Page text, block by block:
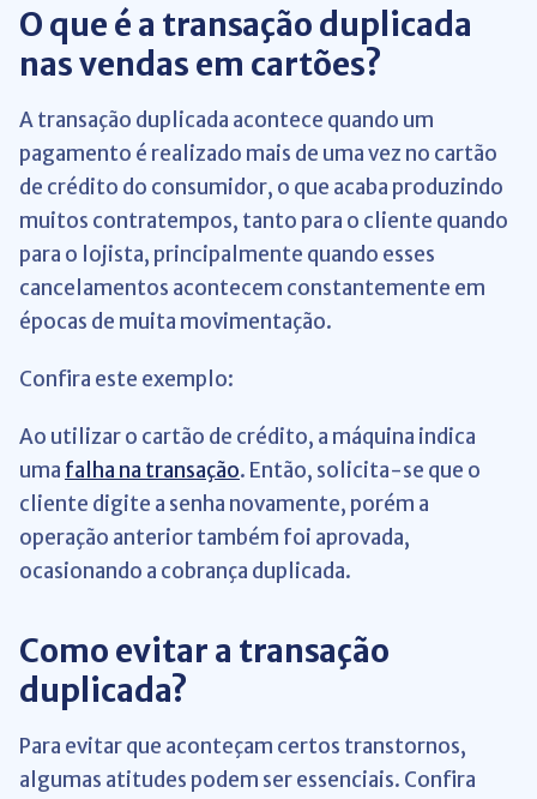
O que é a transação duplicada
nas vendas em cartões?
A transação duplicada acontece quando um
pagamento é realizado mais de uma vez no cartão
de crédito do consumidor, o que acaba produzindo
muitos contratempos, tanto para o cliente quando
para o lojista, principalmente quando esses
cancelamentos acontecem constantemente em
épocas de muita movimentação.
Confira este exemplo:
Ao utilizar o cartão de crédito, a máquina indica
uma falha na transação. Então, solicita-se que o
cliente digite a senha novamente, porém a
operação anterior também foi aprovada,
ocasionando a cobrança duplicada.
Como evitar a transação
duplicada?
Para evitar que aconteçam certos transtornos,
algumas atitudes podem ser essenciais. Confira